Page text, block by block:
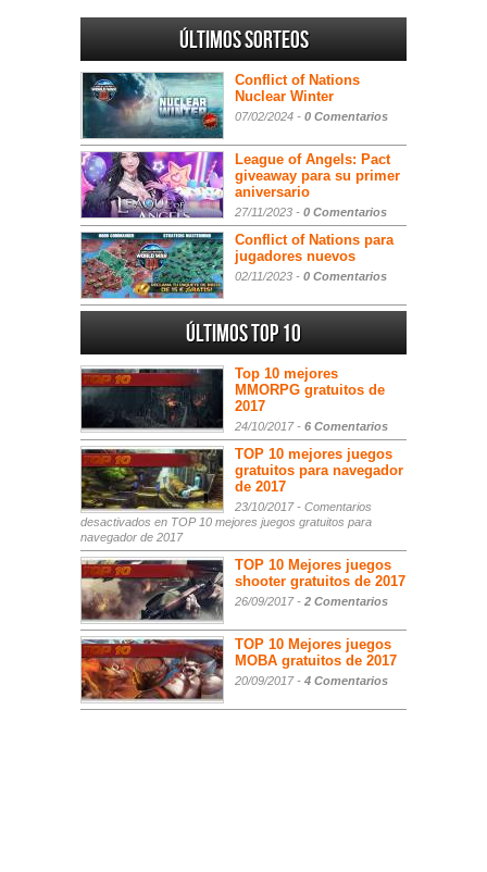
Últimos sorteos
Conflict of Nations
Nuclear Winter
07/02/2024 - 0 Comentarios
League of Angels: Pact
giveaway para su primer
aniversario
27/11/2023 - 0 Comentarios
Conflict of Nations para
jugadores nuevos
02/11/2023 - 0 Comentarios
Últimos Top 10
Top 10 mejores
MMORPG gratuitos de
2017
24/10/2017 - 6 Comentarios
TOP 10 mejores juegos
gratuitos para navegador
de 2017
23/10/2017 - Comentarios
desactivados en TOP 10 mejores juegos gratuitos para
navegador de 2017
TOP 10 Mejores juegos
shooter gratuitos de 2017
26/09/2017 - 2 Comentarios
TOP 10 Mejores juegos
MOBA gratuitos de 2017
20/09/2017 - 4 Comentarios